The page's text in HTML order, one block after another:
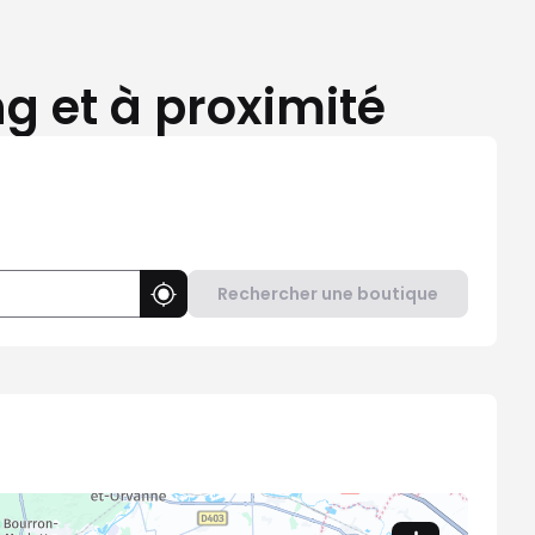
et à proximité
Utiliser ma position
Rechercher une boutique